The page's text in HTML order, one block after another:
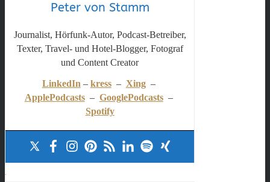
Peter von Stamm
Journalist, Hörfunk-Autor, Podcast-Betreiber,
Texter, Travel- und Hotel-Blogger, Fotograf
und Content Creator
LinkedIn – kress– Xing–
ApplePodcasts– GooglePodcasts–
Spotify
.